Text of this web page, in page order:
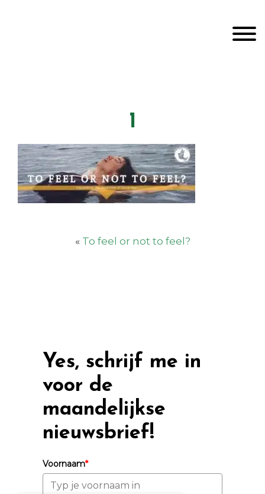
1
« To feel or not to feel?
Yes, schrijf me in
voor de
maandelijkse
nieuwsbrief!
Voornaam*